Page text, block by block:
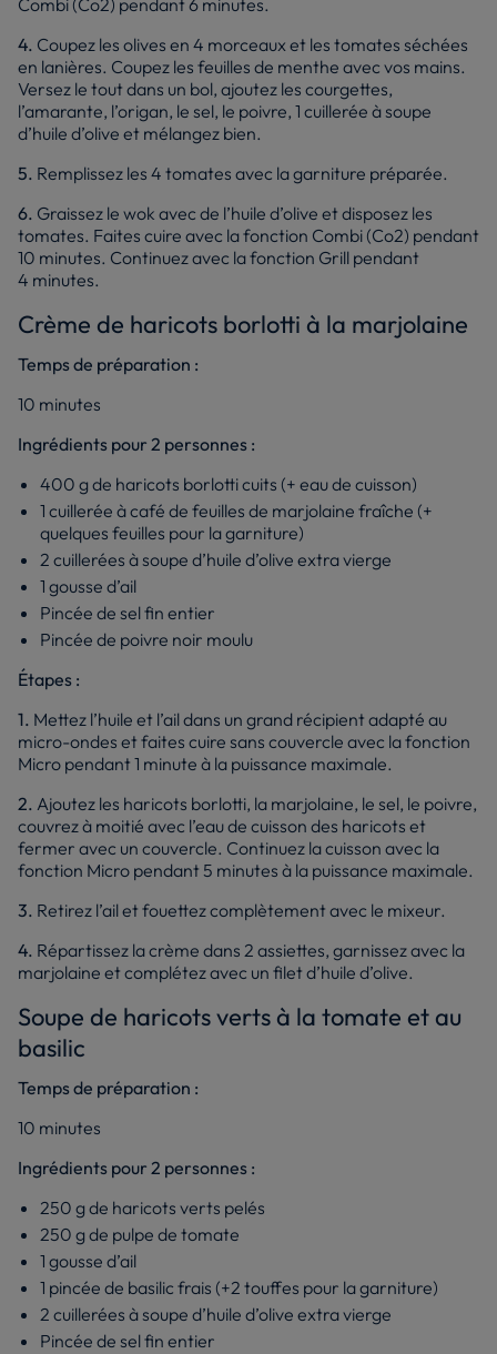
Combi (Co2) pendant 6 minutes.
4. Coupez les olives en 4 morceaux et les tomates séchées
en lanières. Coupez les feuilles de menthe avec vos mains.
Versez le tout dans un bol, ajoutez les courgettes,
l’amarante, l’origan, le sel, le poivre, 1 cuillerée à soupe
d’huile d’olive et mélangez bien.
5. Remplissez les 4 tomates avec la garniture préparée.
6. Graissez le wok avec de l’huile d’olive et disposez les
tomates. Faites cuire avec la fonction Combi (Co2) pendant
10 minutes. Continuez avec la fonction Grill pendant
4 minutes.
Crème de haricots borlotti à la marjolaine
Temps de préparation :
10 minutes
Ingrédients pour 2 personnes :
400 g de haricots borlotti cuits (+ eau de cuisson)
1 cuillerée à café de feuilles de marjolaine fraîche (+
quelques feuilles pour la garniture)
2 cuillerées à soupe d’huile d’olive extra vierge
1 gousse d’ail
Pincée de sel fin entier
Pincée de poivre noir moulu
Étapes :
1. Mettez l’huile et l’ail dans un grand récipient adapté au
micro-ondes et faites cuire sans couvercle avec la fonction
Micro pendant 1 minute à la puissance maximale.
2. Ajoutez les haricots borlotti, la marjolaine, le sel, le poivre,
couvrez à moitié avec l’eau de cuisson des haricots et
fermer avec un couvercle. Continuez la cuisson avec la
fonction Micro pendant 5 minutes à la puissance maximale.
3. Retirez l’ail et fouettez complètement avec le mixeur.
4. Répartissez la crème dans 2 assiettes, garnissez avec la
marjolaine et complétez avec un filet d’huile d’olive.
Soupe de haricots verts à la tomate et au
basilic
Temps de préparation :
10 minutes
Ingrédients pour 2 personnes :
250 g de haricots verts pelés
250 g de pulpe de tomate
1 gousse d’ail
1 pincée de basilic frais (+2 touffes pour la garniture)
2 cuillerées à soupe d’huile d’olive extra vierge
Pincée de sel fin entier